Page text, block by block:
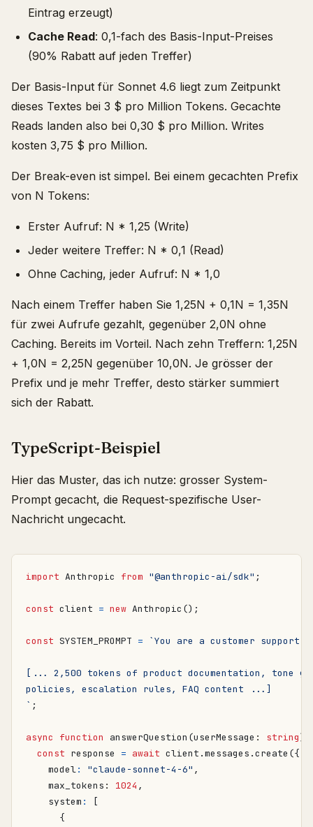
Eintrag erzeugt)
Cache Read: 0,1-fach des Basis-Input-Preises
(90% Rabatt auf jeden Treffer)
Der Basis-Input für Sonnet 4.6 liegt zum Zeitpunkt
dieses Textes bei 3 $ pro Million Tokens. Gecachte
Reads landen also bei 0,30 $ pro Million. Writes
kosten 3,75 $ pro Million.
Der Break-even ist simpel. Bei einem gecachten Prefix
von N Tokens:
Erster Aufruf: N * 1,25 (Write)
Jeder weitere Treffer: N * 0,1 (Read)
Ohne Caching, jeder Aufruf: N * 1,0
Nach einem Treffer haben Sie 1,25N + 0,1N = 1,35N
für zwei Aufrufe gezahlt, gegenüber 2,0N ohne
Caching. Bereits im Vorteil. Nach zehn Treffern: 1,25N
+ 1,0N = 2,25N gegenüber 10,0N. Je grösser der
Prefix und je mehr Treffer, desto stärker summiert
sich der Rabatt.
TypeScript-Beispiel
Hier das Muster, das ich nutze: grosser System-
Prompt gecacht, die Request-spezifische User-
Nachricht ungecacht.
import Anthropic from "@anthropic-ai/sdk" ;
const client = new Anthropic ();
const SYSTEM_PROMPT =
` ;
async function answerQuestion (userMessage : string)
const response = await client .messages .create ({
model: "claude-sonnet-4-6" ,
max_tokens : 1024 ,
system :
[
{